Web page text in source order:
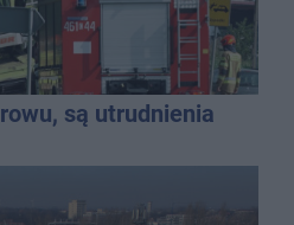
są utrudnienia